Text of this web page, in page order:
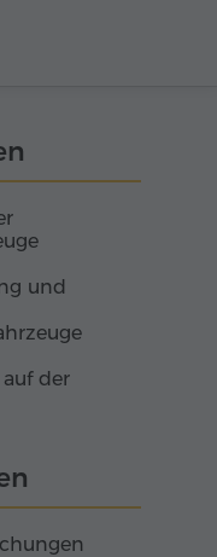
– ein Ort, an
und
der